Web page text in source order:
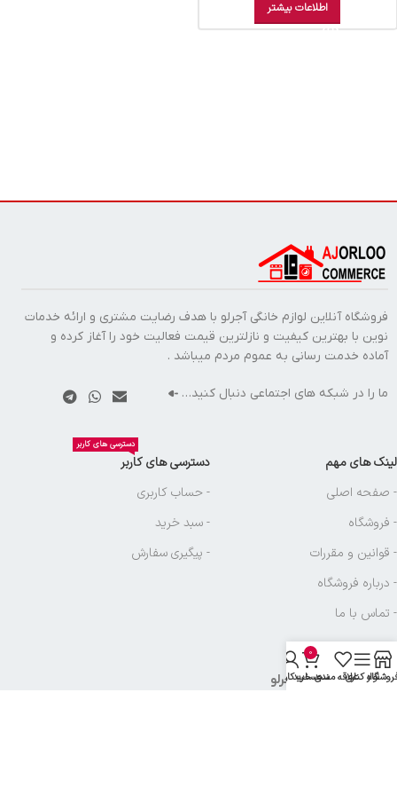
اطلاعات بیشتر
فروشگاه آنلاین لوازم خانگی آجرلو با هدف رضایت مشتری و ارائه خدمات
نوین با بهترین کیفیت و نازلترین قیمت فعالیت خود را آغاز کرده و
آماده خدمت رسانی به عموم مردم میباشد .
ما را در شبکه های اجتماعی دنبال کنید…
لینک های مهم
- صفحه اصلی
- فروشگاه
- قوانین و مقررات
- درباره فروشگاه
- تماس با ما
دسترسی های کاربر
دسترسی های کاربر
- حساب کاربری
- سبد خرید
- پیگیری سفارش
نماد های بازرگانی آجرلو
نوار کناریعلاقه مندی
0
سبد خرید
حساب کاربری من